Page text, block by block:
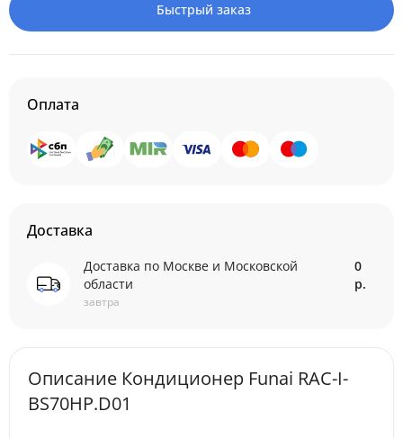
Быстрый заказ
Оплата
Доставка
Доставка по Москве и Московской
области
завтра
0
р.
Описание Кондиционер Funai RAC-I-
BS70HP.D01